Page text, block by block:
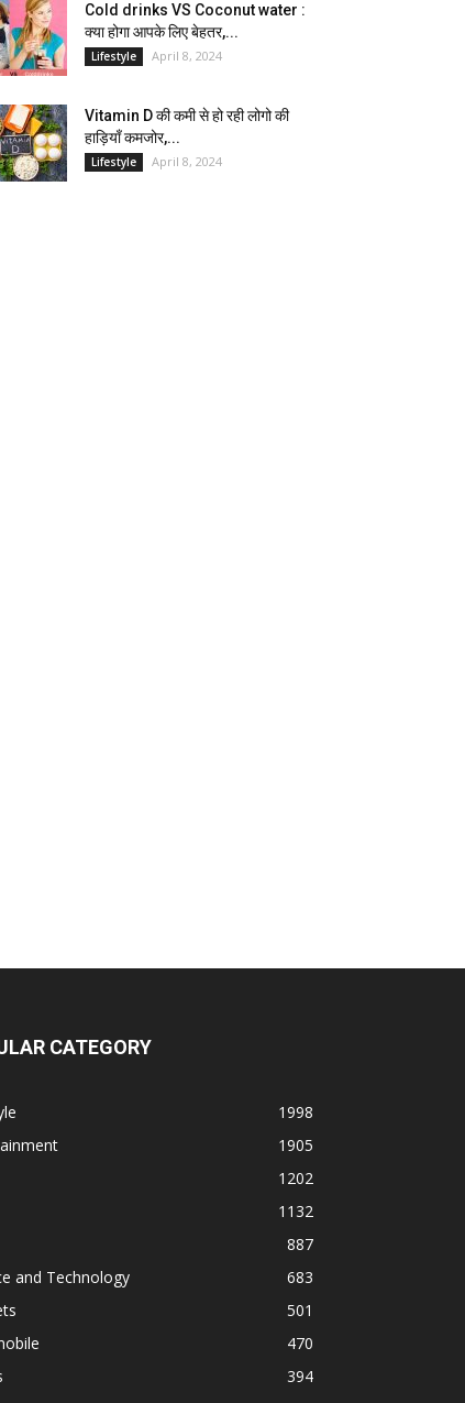
Cold drinks VS Coconut water :
क्या होगा आपके लिए बेहतर,...
Lifestyle April 8, 2024
Vitamin D की कमी से हो रही लोगो की
हाड़ियाँ कमजोर,...
Lifestyle April 8, 2024
CATEGORY
1998
1905
1202
1132
887
and Technology
683
501
470
394